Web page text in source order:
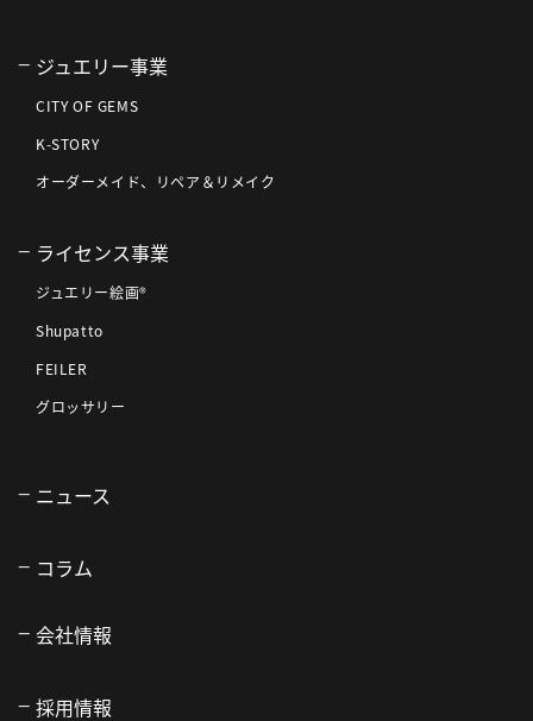
ジュエリー事業
CITY OF GEMS
K-STORY
オーダーメイド、リペア＆リメイク
ライセンス事業
ジュエリー絵画®
Shupatto
FEILER
グロッサリー
ニュース
コラム
会社情報
採用情報